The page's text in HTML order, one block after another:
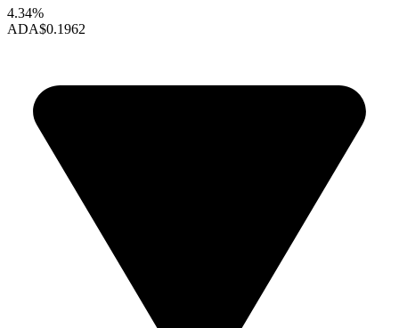
4.34%
ADA$0.1962